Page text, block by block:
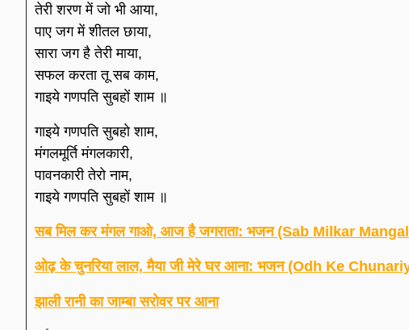
तेरी शरण में जो भी आया,
पाए जग में शीतल छाया,
सारा जग है तेरी माया,
सफल करता तू सब काम,
गाइये गणपति सुबहों शाम ॥
गाइये गणपति सुबहो शाम,
मंगलमूर्ति मंगलकारी,
पावनकारी तेरो नाम,
गाइये गणपति सुबहों शाम ॥
सब मिल कर मंगल गाओ, आज है जगराता: भजन (Sab Milkar
ओढ़ के चुनरिया लाल, मैया जी मेरे घर आना: भजन (Odh Ke
झाली रानी का जाम्बा सरोवर पर आना